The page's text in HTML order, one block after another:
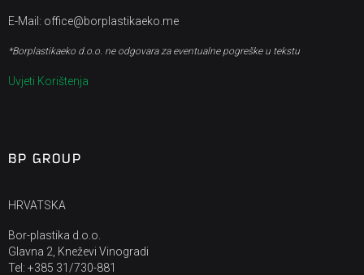
E-Mail: office@borplastikaeko.me
*Borplastikaeko d.o.o. ne odgovara za eventualne pogreške u tekstu
Uvjeti Korištenja
BP GROUP
HRVATSKA
Bor-plastika d.o.o.
Glavna 2, Kneževi Vinogradi
Tel: +385 31/730-881